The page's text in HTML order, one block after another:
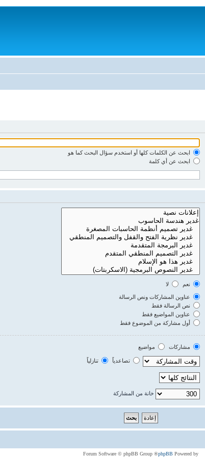
ابحث عن الكلمات كلها أو استخدم سؤال البحث كما هو
ابحث عن أي كلمة
نعم
لا
عناوين المشاركات ونص الرسالة
نص الرسالة فقط
عناوين المواضيع فقط
أول مشاركة من الموضوع فقط
مشاركات
مواضيع
تصاعدياً تنازلياً
خانة من المشاركة
Powered by
phpBB
® Forum Software © phpBB Group